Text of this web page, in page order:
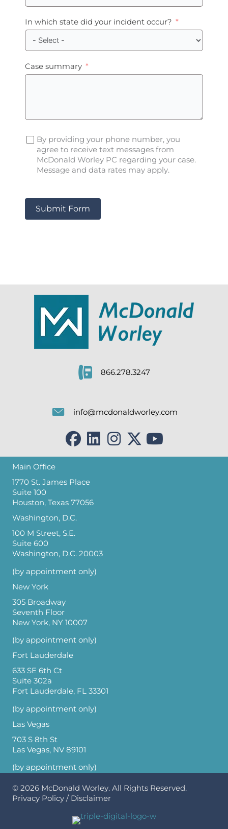
In which state did your incident occur?
Case summary
By providing your phone number, you
agree to receive text messages from
McDonald Worley PC regarding your case.
Message and data rates may apply.
Submit Form
866.278.3247
info@mcdonaldworley.com
Main Office
1770 St. James Place
Suite 100
Houston, Texas 77056
Washington, D.C.
100 M Street, S.E.
Suite 600
Washington, D.C. 20003
(by appointment only)
New York
305 Broadway
Seventh Floor
New York, NY 10007
(by appointment only)
Fort Lauderdale
633 SE 6th Ct
Suite 302a
Fort Lauderdale, FL 33301
(by appointment only)
Las Vegas
703 S 8th St
Las Vegas, NV 89101
(by appointment only)
© 2026 McDonald Worley. All Rights Reserved.
Privacy Policy / Disclaimer